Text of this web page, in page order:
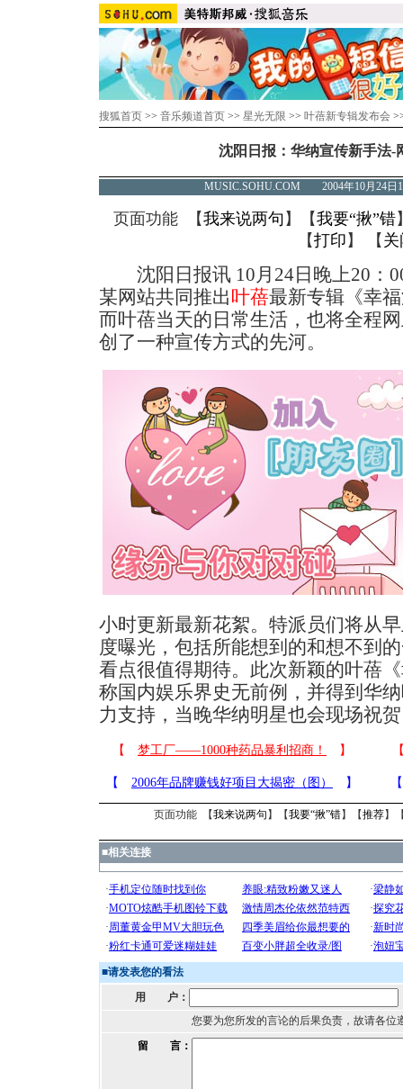
搜狐首页 >> 音乐频道首页 >> 星光无限 >> 叶蓓新专辑发布会
沈阳日报：华纳宣传新手法-
MUSIC.SOHU.COM 2004年10月24
页面功能 【我来说两句 】【我要“揪”错
【打印 】 【 关
沈阳日报讯 10月24日晚上20：
某网站共同推出 叶蓓最新专辑《幸
而叶蓓当天的日常生活，也将全程
创了一种宣传方式的先河。
小时更新最新花絮。特派员们将从
度曝光，包括所能想到的和想不到
看点很值得期待。此次新颖的叶蓓
称国内娱乐界史无前例，并得到华
力支持，当晚华纳明星也会现场祝
页面功能 【我来说两句 】【我要“揪”错】【推荐】
■相关连接
■请发表您的看法
用 户：
您要为您所发的言论的后果负责，故请各位
留 言：